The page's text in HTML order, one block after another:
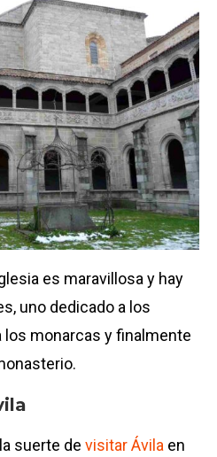
es maravillosa y hay
uno dedicado a los
monarcas y finalmente
suerte de visitar Ávila en